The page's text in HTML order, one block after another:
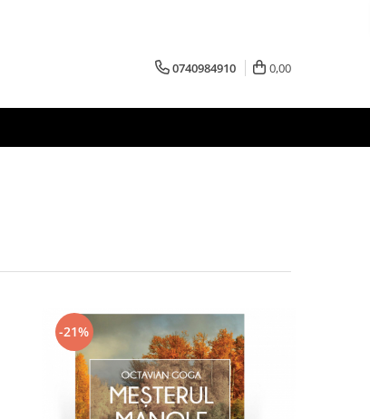
0740984910 0,00
-21%